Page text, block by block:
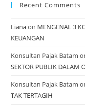
Recent Comments
Lianaon MENGENAL 3
KEUANGAN
Konsultan Pajak Batam
SEKTOR PUBLIK DALAM
Konsultan Pajak Batam
TAK TERTAGIH